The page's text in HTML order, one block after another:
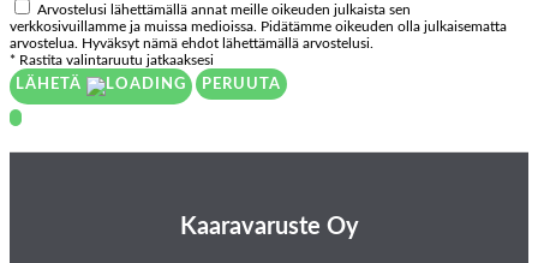
Arvostelusi lähettämällä annat meille oikeuden julkaista sen
verkkosivuillamme ja muissa medioissa. Pidätämme oikeuden olla julkaisematta
arvostelua. Hyväksyt nämä ehdot lähettämällä arvostelusi.
* Rastita valintaruutu jatkaaksesi
LÄHETÄ
PERUUTA
Kaaravaruste Oy